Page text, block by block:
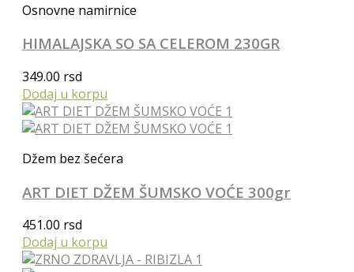
Osnovne namirnice
HIMALAJSKA SO SA CELEROM 230GR
349.00 rsd
Dodaj u korpu
Džem bez šećera
ART DIET DŽEM ŠUMSKO VOĆE 300gr
451.00 rsd
Dodaj u korpu